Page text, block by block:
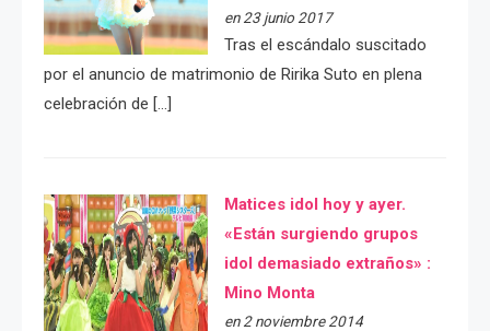
en 23 junio 2017
Tras el escándalo suscitado
por el anuncio de matrimonio de Ririka Suto en plena
celebración de […]
Matices idol hoy y ayer.
«Están surgiendo grupos
idol demasiado extraños» :
Mino Monta
en 2 noviembre 2014